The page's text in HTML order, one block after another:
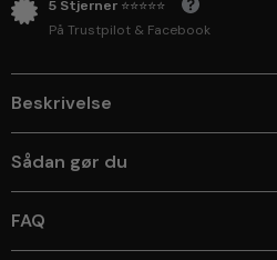
5 Stjerner ⭐⭐⭐⭐⭐
På Trustpilot & Facebook
Beskrivelse
Sådan gør du
FAQ